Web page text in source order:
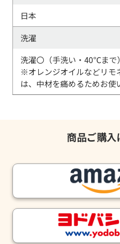
日本
洗濯
洗濯〇（手洗い・40℃ま
※オレンジオイルなどリモ
は、中材を痛めるためお使
商品ご購入